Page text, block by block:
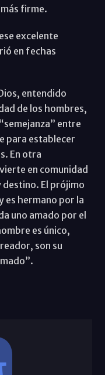
firme.
excelente
en fechas
entendido
de los hombres,
entre
para establecer
En otra
en comunidad
destino. El prójimo
es hermano por la
uno amado por el
es único,
son su